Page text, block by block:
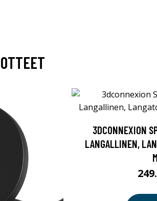
3DCONNEXION
LANGALLINEN,